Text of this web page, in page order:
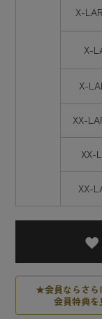
X-
X-
X-
XX-
XX-
XX-
★会員ならさら
会員特典を